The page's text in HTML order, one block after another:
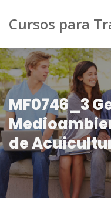
Cursos para
MF0746_3
de